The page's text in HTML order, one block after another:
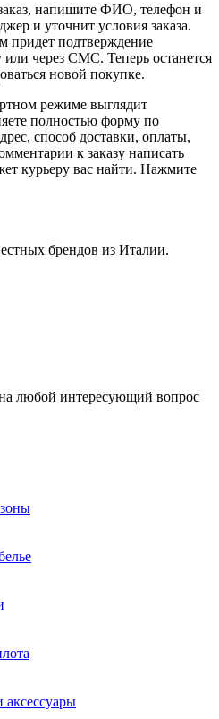
напишите ФИО, телефон и
и уточнит условия заказа.
придет подтверждение
через СМС. Теперь останется
новой покупке.
режиме выглядит
полностью форму по
способ доставки, оплаты,
к заказу написать
курьеру вас найти. Нажмите
брендов из Италии.
любой интересующий вопрос